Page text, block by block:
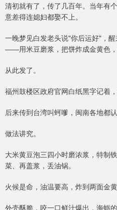
清初就有了，传了几百年。当年有
意差得连媳妇都娶不上。
一晚梦见白发老头说"你后运好"，
——用米豆磨浆，把饼炸成金黄色，
从此发了。
福州鼓楼区政府官网白纸黑字记着，
后来传到台湾叫蚵嗲，闽南各地都认
做法讲究。
大米黄豆泡三四小时磨浓浆，特制
菜、再盖浆，丢油锅。
火候是命，油温要高，炸到两面金黄
外壳酥脆，咬一口鲜汁爆出，海蛎